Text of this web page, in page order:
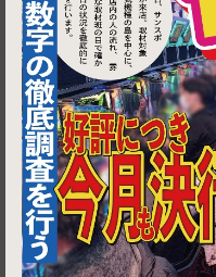
東京都江東区亀戸5-20-22
施設名 みなや